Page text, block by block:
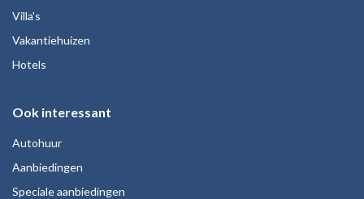
Villa's
Vakantiehuizen
Hotels
Ook interessant
Autohuur
Aanbiedingen
Speciale aanbiedingen